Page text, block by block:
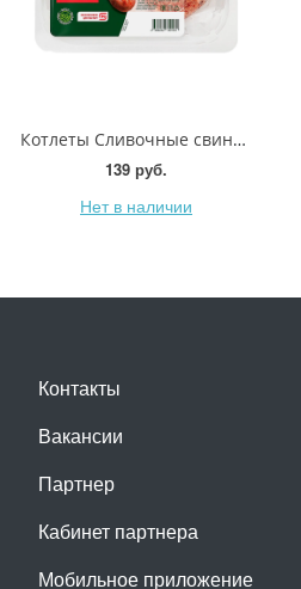
Котлеты Сливочные свинина-говядина Агроэко 360г
139 руб.
Нет в наличии
Контакты
Вакансии
Партнер
Кабинет партнера
Мобильное приложение